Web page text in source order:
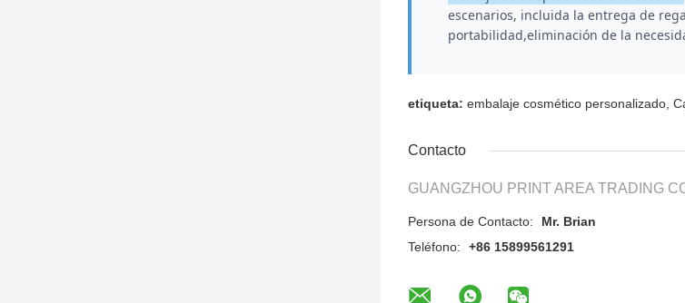
escenarios, incluida la entrega de
portabilidad,eliminación de la
etiqueta: embalaje cosmético personalizado,
Contacto
GUANGZHOU PRINT AREA TRADING
Persona de Contacto:
Mr. Brian
Teléfono:
+86 15899561291